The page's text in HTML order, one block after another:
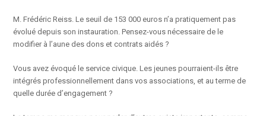
M. Frédéric Reiss. Le seuil de 153 000 euros n’a pratiquement pas
évolué depuis son instauration. Pensez-vous nécessaire de le
modifier à l’aune des dons et contrats aidés ?
Vous avez évoqué le service civique. Les jeunes pourraient-ils être
intégrés professionnellement dans vos associations, et au terme de
quelle durée d’engagement ?